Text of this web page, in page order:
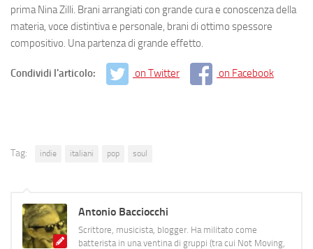
prima Nina Zilli. Brani arrangiati con grande cura e conoscenza della
materia, voce distintiva e personale, brani di ottimo spessore
compositivo. Una partenza di grande effetto.
Condividi l'articolo: on Twitter on Facebook
Tag: indie italiani pop soul
Antonio Bacciocchi
Scrittore, musicista, blogger. Ha militato come
batterista in una ventina di gruppi (tra cui Not Moving,